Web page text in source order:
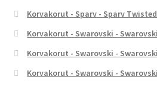
Korvakorut - Sparv - Sparv Twisted
Korvakorut - Swarovski -
Korvakorut - Swarovski -
Korvakorut - Swarovski -